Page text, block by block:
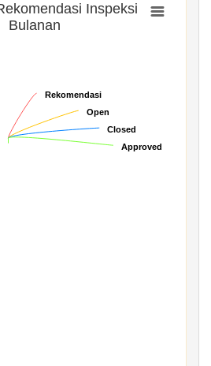
Inspeksi
Bulanan
Rekomendasi
Rekomendasi
Open
Open
Closed
Closed
Approved
Approved